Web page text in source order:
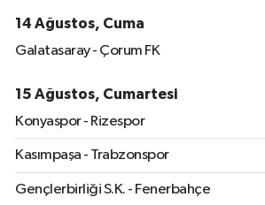
14 Ağustos, Cuma
Galatasaray - Çorum FK
15 Ağustos, Cumartesi
Konyaspor - Rizespor
Kasımpaşa - Trabzonspor
Gençlerbirliği S.K. - Fenerbahçe